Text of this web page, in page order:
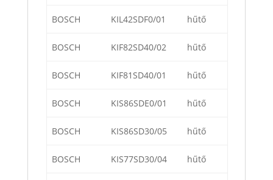
BOSCH KIL42SDF0/01 hűtő
BOSCH KIF82SD40/02 hűtő
BOSCH KIF81SD40/01 hűtő
BOSCH KIS86SDE0/01 hűtő
BOSCH KIS86SD30/05 hűtő
BOSCH KIS77SD30/04 hűtő